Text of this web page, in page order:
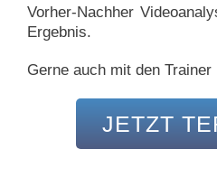
Vorher-Nachher
Ergebnis.
Gerne auch mit den
JETZT